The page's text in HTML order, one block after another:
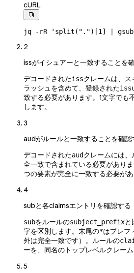
cURL

jq -rR 'split(".")[1] |
2
issがイシュアーと一致することを
デコードされたissクレームは、ス
ラッシュを含めて、登録された
致する必要があります。1文字でも
します。
3
audがルールと一致することを確認
デコードされたaudクレームには、
全一致で含まれている必要がありま
つの要素が完全に一致する必要があ
4
subと各claimsエントリを確認する
subをルールのsubject_prefixと
字を区別します。末尾の*はプレフ
外は完全一致です）。ルールの
ーを、同名のトップレベルクレーム
5